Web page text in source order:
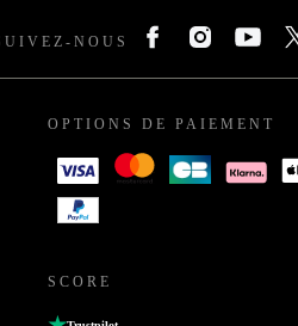
NOUS
OPTIONS DE PAIEMENT
SCORE